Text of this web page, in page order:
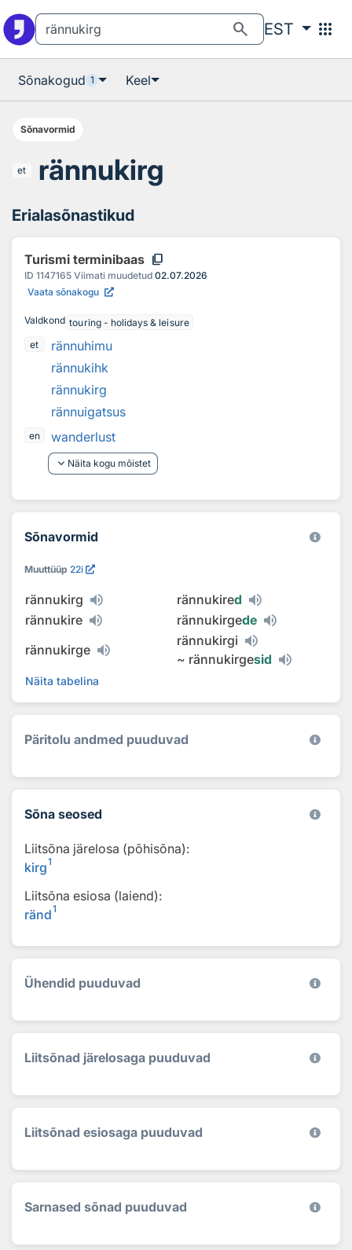
search EST apps
Sõnakogud 1 Keel
Sõnavormid
et rännukirg
Erialasõnastikud
Turismi terminibaas content_copy
ID 1147165 Viimati muudetud 02.07.2026
Vaata sõnakogu
Valdkond touring - holidays & leisure
et
rännuhimu
rännukihk
rännukirg
rännuigatsus
en
wanderlust
keyboard_arrow_down Näita kogu mõistet
Sõnavormid
Muuttüüp 22i
rännukirg rännukired
rännukire
rännukirgede
rännukirge
rännukirgi
~ rännukirgesid
Näita tabelina
Päritolu andmed puuduvad
Sõna seosed
Liitsõna järelosa (põhisõna):
kirg1
Liitsõna esiosa (laiend):
ränd1
Ühendid puuduvad
Liitsõnad järelosaga puuduvad
Liitsõnad esiosaga puuduvad
Sarnased sõnad puuduvad